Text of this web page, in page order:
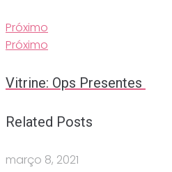
Próximo
Próximo
Vitrine: Ops Presentes
Related Posts
março 8, 2021